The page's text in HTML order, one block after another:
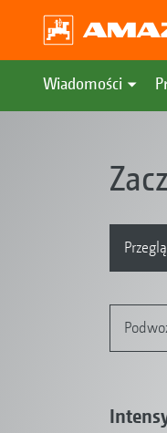
Wiadomości